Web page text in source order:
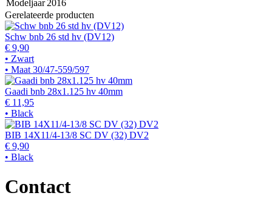
Modeljaar 2016
Gerelateerde producten
Schw bnb 26 std hv (DV12)
€ 9,90
• Zwart
• Maat 30/47-559/597
Gaadi bnb 28x1.125 hv 40mm
€ 11,95
• Black
BIB 14X11/4-13/8 SC DV (32) DV2
€ 9,90
• Black
Contact